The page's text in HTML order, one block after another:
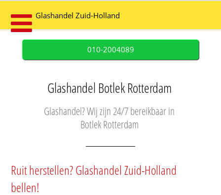
Glashandel Zuid-Holland
010-2004089
Glashandel Botlek Rotterdam
Glashandel? Wij zijn 24/7 bereikbaar in
Botlek Rotterdam
Ruit herstellen? Glashandel Zuid-Holland
bellen!